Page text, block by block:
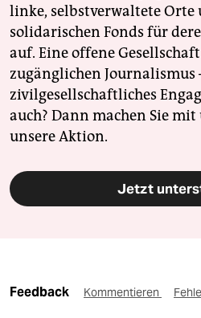
linke, selbstverwaltete Orte
solidarischen Fonds für
auf. Eine offene
zugänglichen Journalismus
zivilgesellschaftliches
auch? Dann machen Sie
unsere Aktion.
Jetzt
Feedback Kommentieren